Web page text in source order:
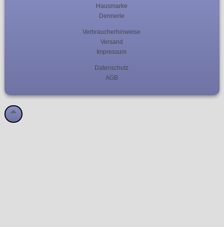
Hausmarke
Dennerle
Verbraucherhinweise
Versand
Impressum
Datenschutz
AGB